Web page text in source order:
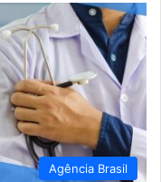
Agência Brasil